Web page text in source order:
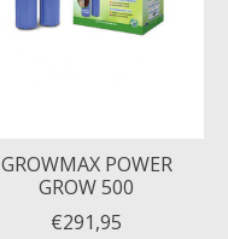
GROWMAX POWER
GROW 500
€291,95